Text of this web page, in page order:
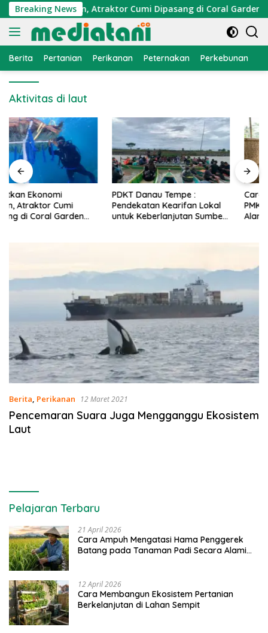
Langsung
ke
konten
Breaking News
Nelayan, Atraktor Cumi Dipasang di Coral Garden
Berita Pertanian Perikanan Peternakan Perkebunan
Aktivitas di laut
PDKT Danau Tempe :
Pendekatan Kearifan Lokal
untuk Keberlanjutan Sumber
Cara Mengatasi Penyakit
PMK pada Sapi Perah Secara
Alami dan Medis
Berita, Perikanan 12 Maret 2021
Pencemaran Suara Juga Mengganggu Ekosistem
Laut
Pelajaran Terbaru
21 April 2026
Cara Ampuh Mengatasi Hama Penggerek
Batang pada Tanaman Padi Secara Alami
12 April 2026
Cara Membangun Ekosistem Pertanian
Berkelanjutan di Lahan Sempit